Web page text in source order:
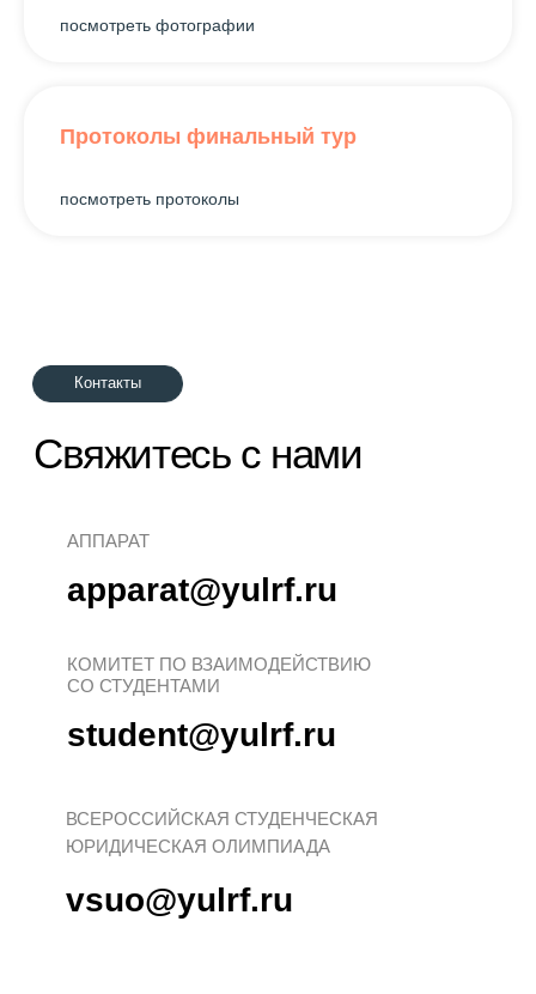
посмотреть фотографии
Протоколы финальный тур
посмотреть протоколы